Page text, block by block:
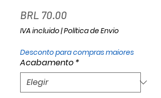
BRL 70.00Precio
IVA incluido|Política de Envio
Desconto para compras maiores
Acabamento *